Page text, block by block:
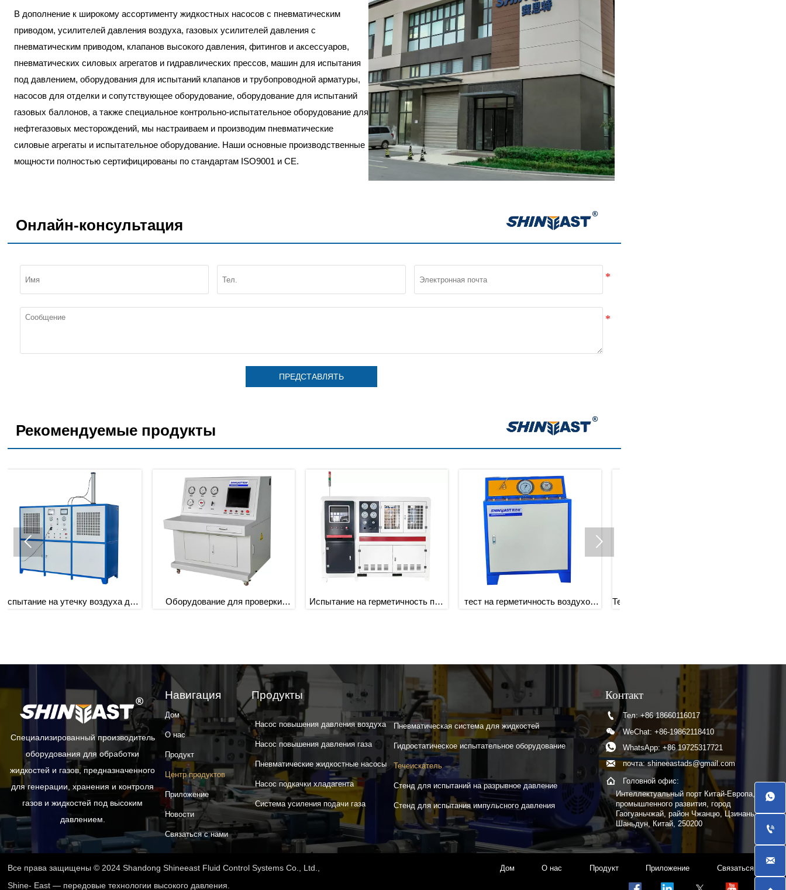
В дополнение к широкому ассортименту жидкостных насосов с пневматическим
приводом, усилителей давления воздуха, газовых усилителей давления с
пневматическим приводом, клапанов высокого давления, фитингов и аксессуаров,
пневматических силовых агрегатов и гидравлических прессов, машин для испытания
под давлением, оборудования для испытаний клапанов и трубопроводной арматуры,
насосов для отделки и сопутствующее оборудование, оборудование для испытаний
газовых баллонов, а также специальное контрольно-испытательное оборудование для
нефтегазовых месторождений, мы настраиваем и производим пневматические
силовые агрегаты и испытательное оборудование. Наши основные производственные
мощности полностью сертифицированы по стандартам ISO9001 и CE.
Онлайн-консультация
ПРЕДСТАВЛЯТЬ
Рекомендуемые продукты
Оборудование для проверки
Испытание на герметичность при
тест на герметичность воздухом
Тест на утечку воздуха для трубки
 
Специализированный производитель
оборудования для обработки
жидкостей и газов, предназначенного
для генерации, хранения и контроля
газов и жидкостей под высоким
давлением.
Навигация
Дом
О нас
Продукт
Центр продуктов
Приложение
Новости
Связаться с нами
Продукты
Насос повышения давления воздуха
Насос повышения давления газа
Пневматические жидкостные насосы
Насос подкачки хладагента
Система усиления подачи газа
Пневматическая система для жидкостей
Гидростатическое испытательное оборудование
Течеискатель
Стенд для испытаний на разрывное давление
Стенд для испытания импульсного давления
Контакт
 Тел: +86 18660116017
 WeChat: +86-19862118410
 WhatsApp: +86 19725317721
 почта: shineeastads@gmail.com

Головной офис:
Интеллектуальный порт Китай-Европа, Парк
промышленного развития, город
Гаогуаньчжай, район Чжанцю, Цзинань,
Шаньдун, Китай, 250200
Все права защищены © 2024 Shandong Shineeast Fluid Control Systems Co., Ltd.,
Shine- East — передовые технологии высокого давления.
Дом О нас Продукт Приложение Связаться с нами


